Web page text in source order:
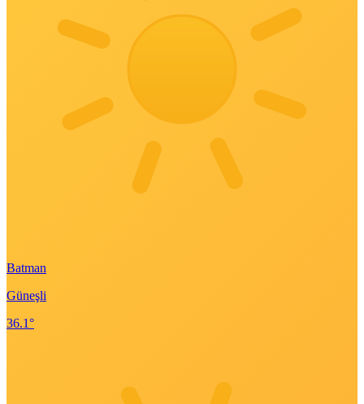
Batman
Güneşli
36.1°